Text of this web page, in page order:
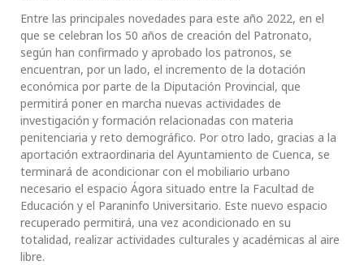
Entre las principales novedades para este año 2022, en el
que se celebran los 50 años de creación del Patronato,
según han confirmado y aprobado los patronos, se
encuentran, por un lado, el incremento de la dotación
económica por parte de la Diputación Provincial, que
permitirá poner en marcha nuevas actividades de
investigación y formación relacionadas con materia
penitenciaria y reto demográfico. Por otro lado, gracias a la
aportación extraordinaria del Ayuntamiento de Cuenca, se
terminará de acondicionar con el mobiliario urbano
necesario el espacio Ágora situado entre la Facultad de
Educación y el Paraninfo Universitario. Este nuevo espacio
recuperado permitirá, una vez acondicionado en su
totalidad, realizar actividades culturales y académicas al aire
libre.